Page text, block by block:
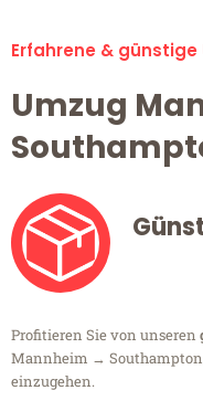
Erfahrene &
Umzug
Profitieren Sie von unseren
Mannheim →
einzugehen.